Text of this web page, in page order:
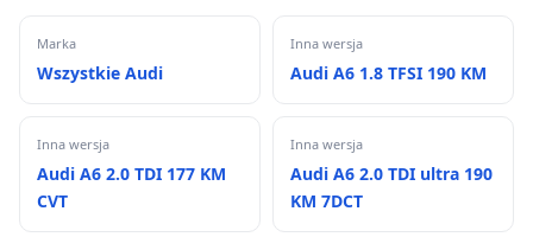
Marka
Wszystkie Audi
Inna wersja
Audi A6 1.8 TFSI 190 KM
Inna wersja
Audi A6 2.0 TDI 177 KM
CVT
Inna wersja
Audi A6 2.0 TDI ultra 190
KM 7DCT